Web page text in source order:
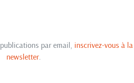
par email, inscrivez-vous à la
newsletter.